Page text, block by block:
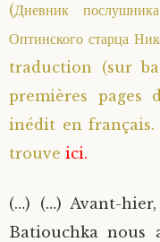
Saint Sophrony
Sainte Xenia
Sainte Matrone
Staritsa Marie
Natalia de
Staritsa
Archimandrite
Geronda
Gerondissa
Père Héliodore
(Дневник
Оптинского старца
traduction (sur
premières pages
inédit en
trouve ici.
(…) (…) Avant-hier,
Batiouchka